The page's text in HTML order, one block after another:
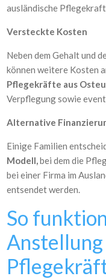
ausländische
Versteckte Kosten
Neben dem Gehalt und
können weitere Kosten
Pflegekräfte aus
Verpflegung sowie
Alternative
Einige Familien
Modell,bei dem die
bei einer Firma im
entsendet werden.
So